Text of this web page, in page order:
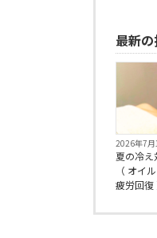
最新
2026年7月
夏の冷え
（ オイ
疲労回復